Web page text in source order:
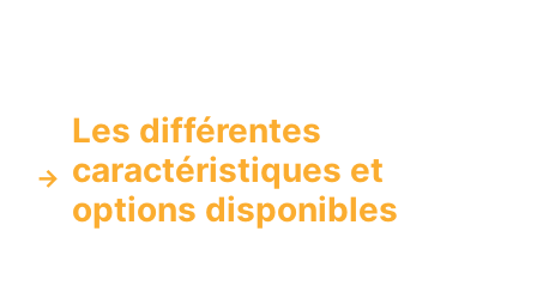
Les différentes
caractéristiques et
options disponibles